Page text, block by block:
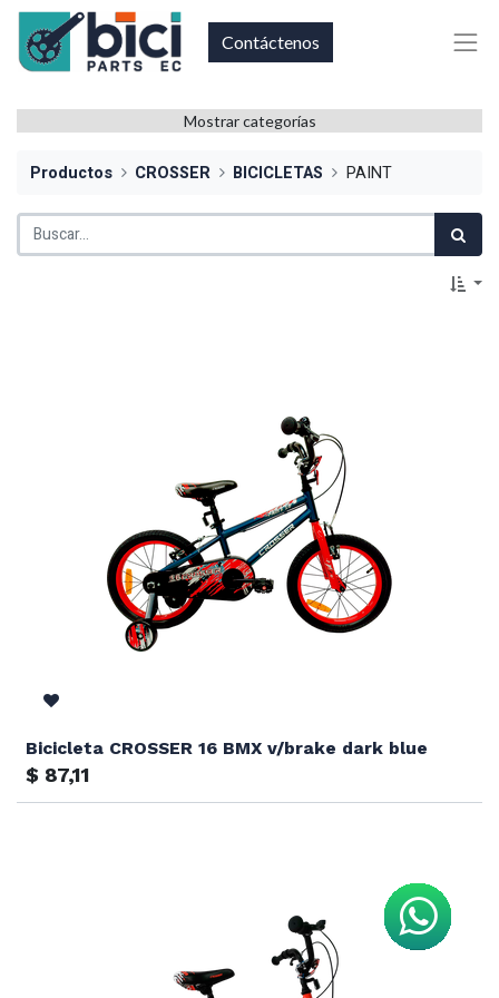
Contáctenos
Mostrar categorías
Productos CROSSER BICICLETAS PAINT
Bicicleta CROSSER 16 BMX v/brake dark blue
$ 87,11